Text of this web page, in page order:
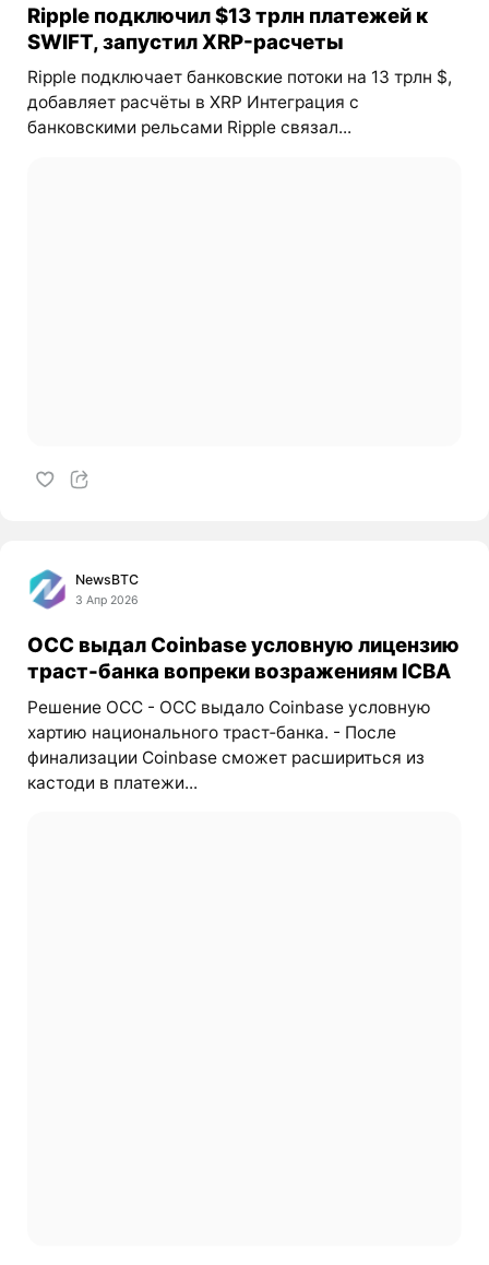
Ripple подключил $13 трлн платежей к
SWIFT, запустил XRP-расчеты
Ripple подключает банковские потоки на 13 трлн $,
добавляет расчёты в XRP Интеграция с
банковскими рельсами Ripple связал...
NewsBTC
3 Апр 2026
OCC выдал Coinbase условную лицензию
траст-банка вопреки возражениям ICBA
Решение OCC - OCC выдало Coinbase условную
хартию национального траст‑банка. - После
финализации Coinbase сможет расшириться из
кастоди в платежи...